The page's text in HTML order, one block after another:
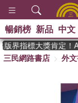
暢銷榜 新品 中文
界指標大獎肯定！
三民網路書店
外